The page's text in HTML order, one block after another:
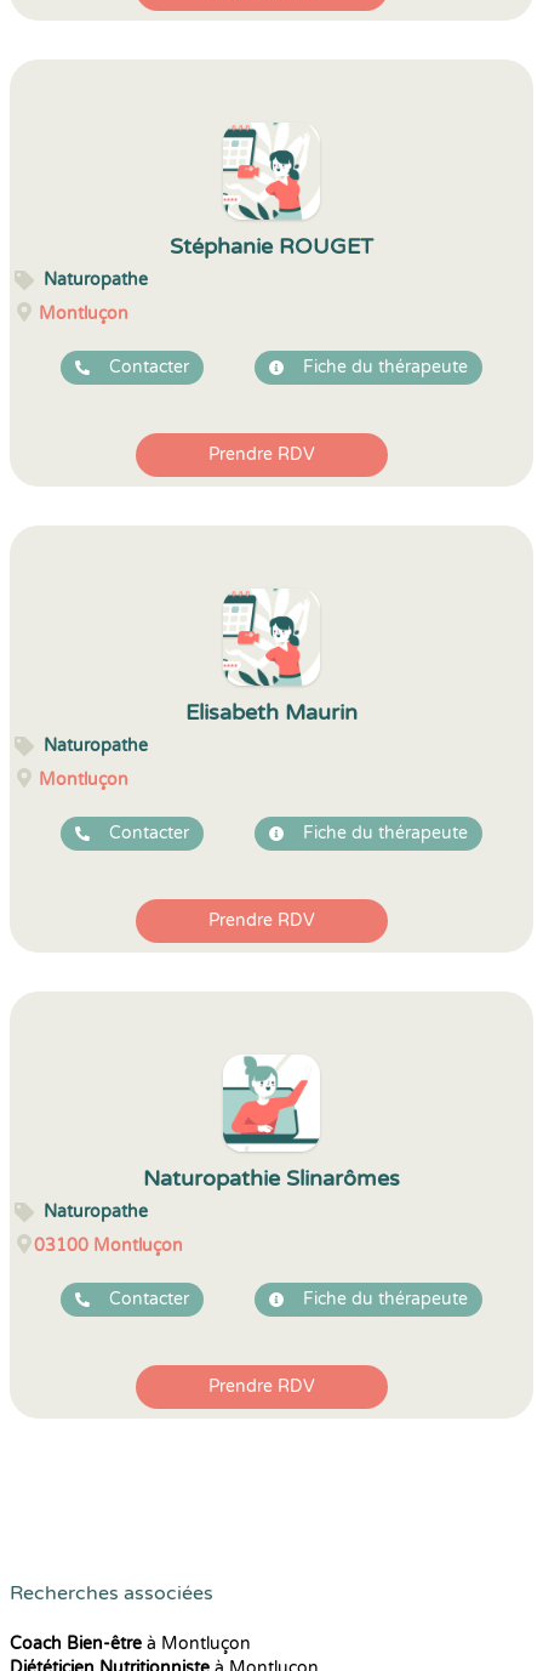
Stéphanie ROUGET
Naturopathe
Montluçon
Contacter Fiche du thérapeute
Prendre RDV
Elisabeth Maurin
Naturopathe
Montluçon
Contacter Fiche du thérapeute
Prendre RDV
Naturopathie Slinarômes
Naturopathe
03100 Montluçon
Contacter Fiche du thérapeute
Prendre RDV
Recherches associées
Coach Bien-être à Montluçon